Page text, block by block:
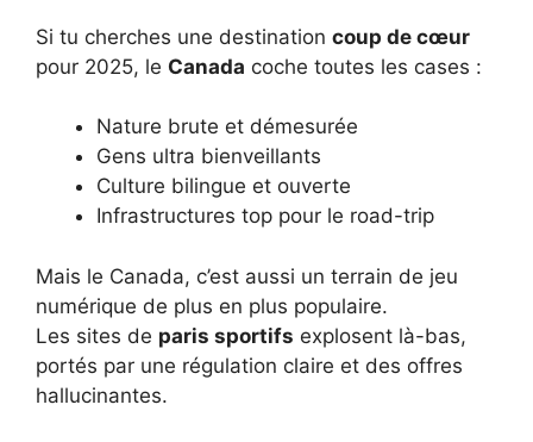
Si tu cherches une destination coup de cœur
pour 2025, le Canada coche toutes les cases :
Nature brute et démesurée
Gens ultra bienveillants
Culture bilingue et ouverte
Infrastructures top pour le road-trip
Mais le Canada, c’est aussi un terrain de jeu
numérique de plus en plus populaire.
Les sites de paris sportifs explosent là-bas,
portés par une régulation claire et des offres
hallucinantes.